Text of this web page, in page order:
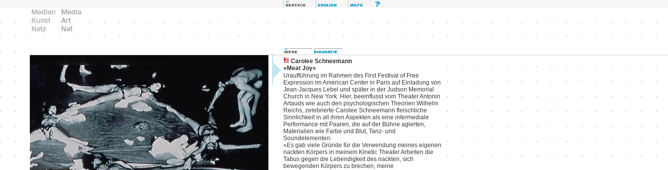
Carolee Schneemann
»Meat Joy«
Uraufführung im Rahmen des First Festival of Free
Expression im American Center in Paris auf Einladung von
Jean-Jacques Lebel und später in der Judson Memorial
Church in New York. Hier, beeinflusst vom Theater Antonin
Artauds wie auch den psychologischen Theorien Wilhelm
Reichs, zelebrierte Carolee Schneemann fleischliche
Sinnlichkeit in all ihren Aspekten als eine intermediale
Performance mit Paaren, die auf der Bühne agierten,
Materialien wie Farbe und Blut, Tanz- und
Soundelementen:
»Es gab viele Gründe für die Verwendung meines eigenen
nackten Körpers in meinem Kinetic Theater Arbeiten die
Tabus gegen die Lebendigkeit des nackten, sich
bewegenden Körpers zu brechen, meine